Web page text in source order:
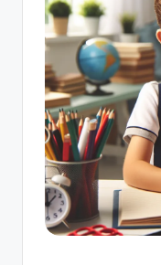
o
w
ie